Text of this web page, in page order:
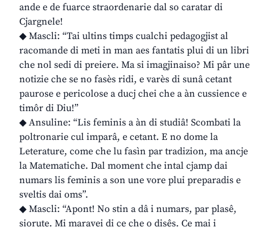
ande e de fuarce straordenarie dal so caratar di
Cjargnele!
◆ Mascli: “Tai ultins timps cualchi pedagogjist al
racomande di meti in man aes fantatis plui di un libri
che nol sedi di preiere. Ma si imagjinaiso? Mi pâr une
notizie che se no fasès ridi, e varès di sunâ cetant
paurose e pericolose a ducj chei che a àn cussience e
timôr di Diu!”
◆ Ansuline: “Lis feminis a àn di studiâ! Scombati la
poltronarie cul imparâ, e cetant. E no dome la
Leterature, come che lu fasìn par tradizion, ma ancje
la Matematiche. Dal moment che intal cjamp dai
numars lis feminis a son une vore plui preparadis e
sveltis dai oms”.
◆ Mascli: “Apont! No stin a dâ i numars, par plasê,
siorute. Mi maravei di ce che o disês. Ce mai i